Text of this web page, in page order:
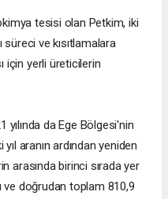
tesisi olan Petkim, iki
süreci ve kısıtlamalara
için yerli üreticilerin
yılında da Ege Bölgesi'nin
aranın ardından yeniden
arasında birinci sırada yer
ve doğrudan toplam 810,9